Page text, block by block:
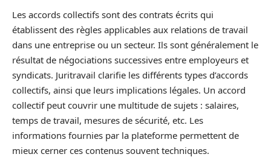
Les accords collectifs sont des contrats écrits qui
établissent des règles applicables aux relations de travail
dans une entreprise ou un secteur. Ils sont généralement le
résultat de négociations successives entre employeurs et
syndicats. Juritravail clarifie les différents types d’accords
collectifs, ainsi que leurs implications légales. Un accord
collectif peut couvrir une multitude de sujets : salaires,
temps de travail, mesures de sécurité, etc. Les
informations fournies par la plateforme permettent de
mieux cerner ces contenus souvent techniques.